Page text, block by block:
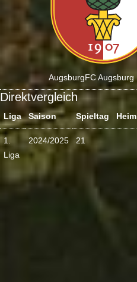
AugsburgFC Augsburg
Direktvergleich
Liga Saison Spieltag Heim
1.
Liga
2024/2025 21